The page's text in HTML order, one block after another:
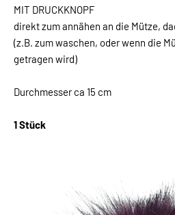
MIT DRUCKKNOPF
direkt zum annähen an die Mütze,
(z.B. zum waschen, oder wenn die
getragen wird)
Durchmesser ca 15 cm
1 Stück